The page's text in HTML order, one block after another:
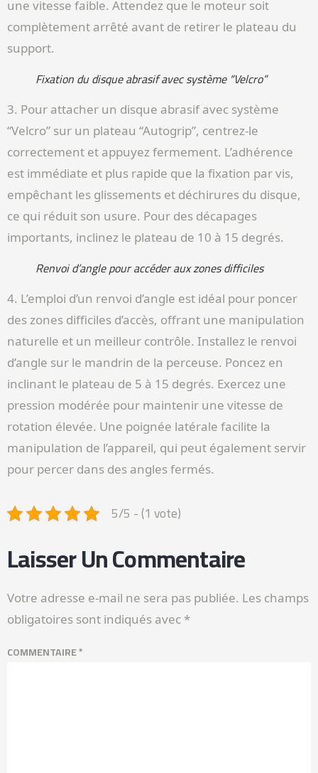
une vitesse faible. Attendez que le moteur soit
complètement arrêté avant de retirer le plateau du
support.
Fixation du disque abrasif avec système “Velcro”
3. Pour attacher un disque abrasif avec système
“Velcro” sur un plateau “Autogrip”, centrez-le
correctement et appuyez fermement. L’adhérence
est immédiate et plus rapide que la fixation par vis,
empêchant les glissements et déchirures du disque,
ce qui réduit son usure. Pour des décapages
importants, inclinez le plateau de 10 à 15 degrés.
Renvoi d’angle pour accéder aux zones difficiles
4. L’emploi d’un renvoi d’angle est idéal pour poncer
des zones difficiles d’accès, offrant une manipulation
naturelle et un meilleur contrôle. Installez le renvoi
d’angle sur le mandrin de la perceuse. Poncez en
inclinant le plateau de 5 à 15 degrés. Exercez une
pression modérée pour maintenir une vitesse de
rotation élevée. Une poignée latérale facilite la
manipulation de l’appareil, qui peut également servir
pour percer dans des angles fermés.
5/5 - (1 vote)
Laisser Un Commentaire
Votre adresse e-mail ne sera pas publiée. Les champs
obligatoires sont indiqués avec *
COMMENTAIRE*